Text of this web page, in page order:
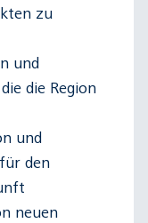
zu
und
die Region
und
den
neuen